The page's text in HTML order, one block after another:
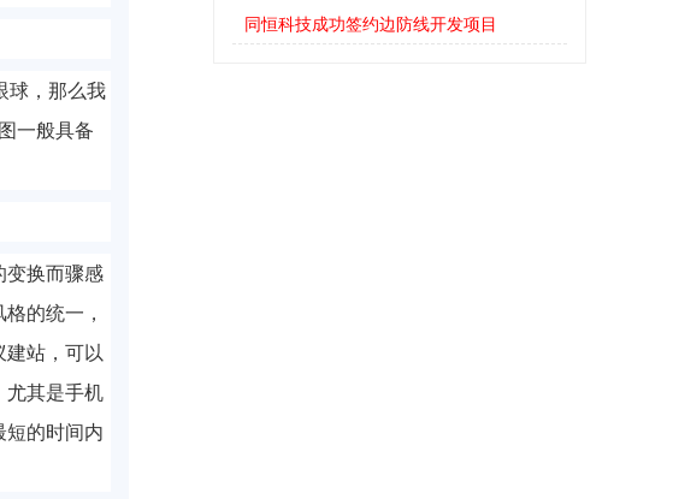
球，那么我
一般具备
变换而骤感
的统一，
建站，可以
尤其是手机
短的时间内
同恒科技成功签约边防线开发项目